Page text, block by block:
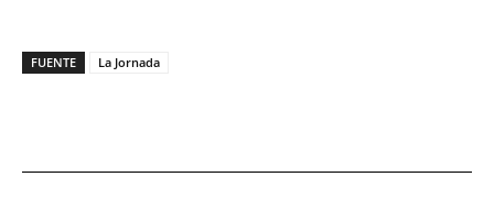
FUENTE La Jornada